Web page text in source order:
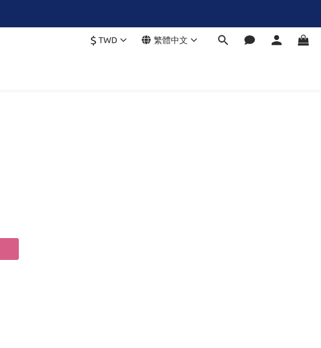
$ TWD 繁體中文